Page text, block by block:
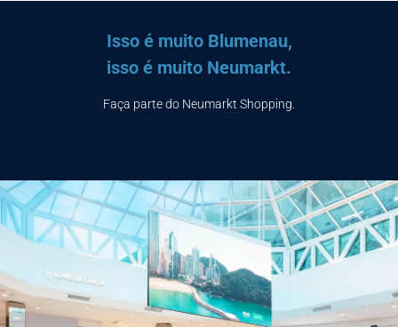
Isso é muito Blumenau,
isso é muito Neumarkt.
Faça parte do Neumarkt Shopping.